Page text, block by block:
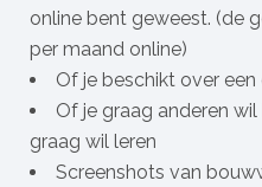
online bent geweest. (de
per maand online)
Of je beschikt over
Of je graag anderen
graag wil leren
Screenshots van